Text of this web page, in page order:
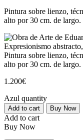
Pintura sobre lienzo,
alto por 30 cm. de
1.200€
Azul quantity
Add to cart Buy Now
Add to cart
Buy Now